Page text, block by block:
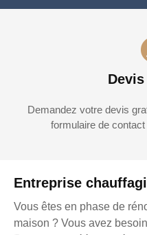
Entreprise
Vous êtes en phase de
maison ? Vous avez
Demandez votre devis
formulaire de